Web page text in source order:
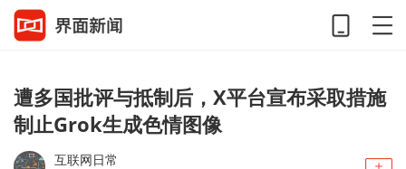
遭多国批评与抵制后，X平台宣布采取措施
制止Grok生成色情图像
互联网日常